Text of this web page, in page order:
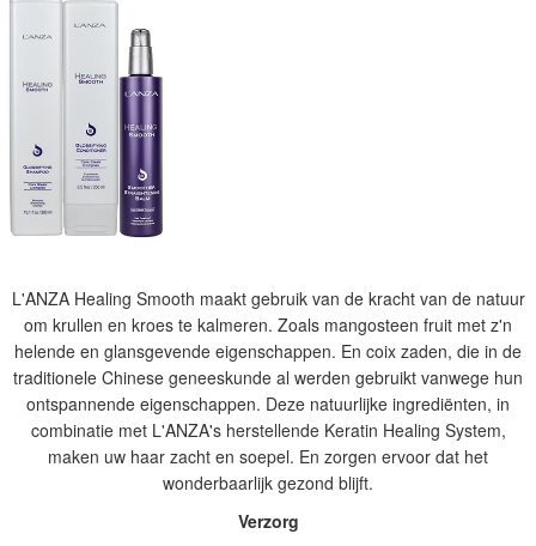
L'ANZA Healing Smooth maakt gebruik van de kracht van de natuur
om krullen en kroes te kalmeren. Zoals mangosteen fruit met z'n
helende en glansgevende eigenschappen. En coix zaden, die in de
traditionele Chinese geneeskunde al werden gebruikt vanwege hun
ontspannende eigenschappen. Deze natuurlijke ingrediënten, in
combinatie met L'ANZA's herstellende Keratin Healing System,
maken uw haar zacht en soepel. En zorgen ervoor dat het
wonderbaarlijk gezond blijft.
Verzorg